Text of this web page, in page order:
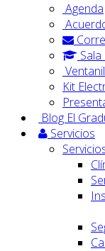
Agenda
Kit
Blog El
Servicios